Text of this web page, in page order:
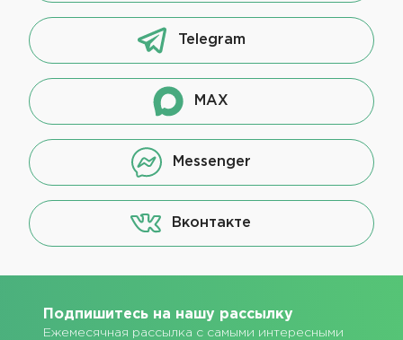
Telegram
MAX
Messenger
Вконтакте
Подпишитесь на нашу рассылку
Ежемесячная рассылка с самыми интересными